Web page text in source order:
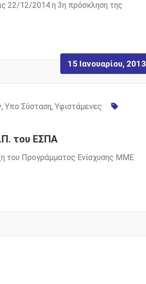
22/12/2014 η 3η πρόσκληση της
15 Ιανουαρίου, 2013
, Υπο Σύσταση, Υφιστάμενες
του ΕΣΠΑ
του Προγράμματος Ενίσχυσης ΜΜΕ